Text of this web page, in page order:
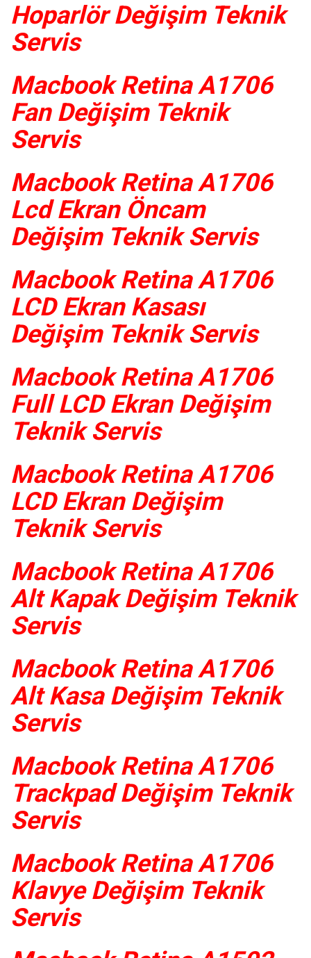
Hoparlör Değişim Teknik
Servis
Macbook Retina A1706
Fan Değişim Teknik
Servis
Macbook Retina A1706
Lcd Ekran Öncam
Değişim Teknik Servis
Macbook Retina A1706
LCD Ekran Kasası
Değişim Teknik Servis
Macbook Retina A1706
Full LCD Ekran Değişim
Teknik Servis
Macbook Retina A1706
LCD Ekran Değişim
Teknik Servis
Macbook Retina A1706
Alt Kapak Değişim Teknik
Servis
Macbook Retina A1706
Alt Kasa Değişim Teknik
Servis
Macbook Retina A1706
Trackpad Değişim Teknik
Servis
Macbook Retina A1706
Klavye Değişim Teknik
Servis